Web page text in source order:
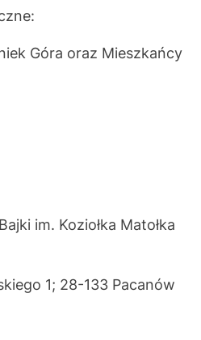
Góra oraz Mieszkańcy
im. Koziołka Matołka
1; 28-133 Pacanów